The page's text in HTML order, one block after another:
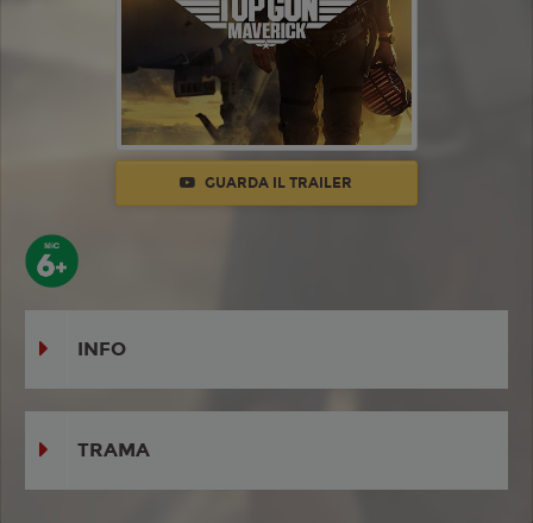
GUARDA IL TRAILER
INFO
TRAMA